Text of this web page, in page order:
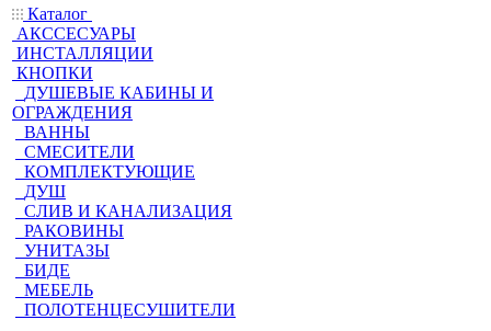
Каталог
АКССЕСУАРЫ
ИНСТАЛЛЯЦИИ
КНОПКИ
ДУШЕВЫЕ КАБИНЫ И
ОГРАЖДЕНИЯ
ВАННЫ
СМЕСИТЕЛИ
КОМПЛЕКТУЮЩИЕ
ДУШ
СЛИВ И КАНАЛИЗАЦИЯ
РАКОВИНЫ
УНИТАЗЫ
БИДЕ
МЕБЕЛЬ
ПОЛОТЕНЦЕСУШИТЕЛИ